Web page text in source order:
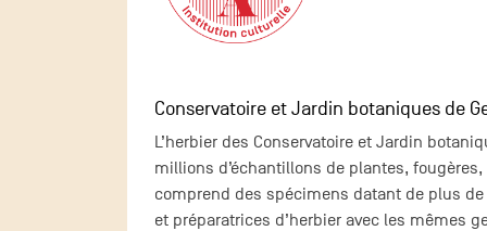
Conservatoire et Jardin botaniques de
L’herbier des Conservatoire et Jardin
millions d’échantillons de plantes,
comprend des spécimens datant de plus de
et préparatrices d’herbier avec les mêmes